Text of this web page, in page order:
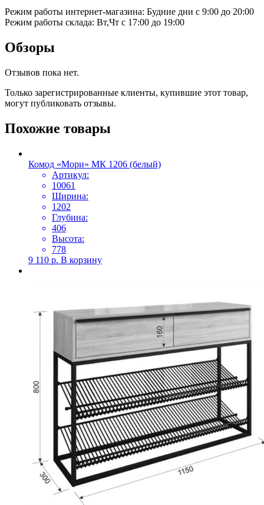
Режим работы интернет-магазина: Будние дни с 9:00 до 20:00
Режим работы склада: Вт,Чт с 17:00 до 19:00
Обзоры
Отзывов пока нет.
Только зарегистрированные клиенты, купившие этот товар,
могут публиковать отзывы.
Похожие товары
Комод «Мори» МК 1206 (белый)
Артикул:
10061
Ширина:
1202
Глубина:
406
Высота:
778
9 110 р. В корзину